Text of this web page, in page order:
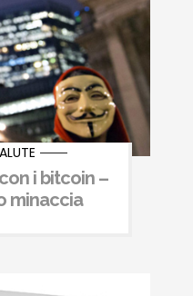
i bitcoin –
minaccia